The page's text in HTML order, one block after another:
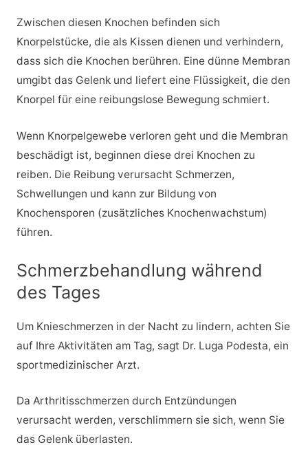
Zwischen diesen Knochen befinden sich
Knorpelstücke, die als Kissen dienen und verhindern,
dass sich die Knochen berühren. Eine dünne Membran
umgibt das Gelenk und liefert eine Flüssigkeit, die den
Knorpel für eine reibungslose Bewegung schmiert.
Wenn Knorpelgewebe verloren geht und die Membran
beschädigt ist, beginnen diese drei Knochen zu
reiben. Die Reibung verursacht Schmerzen,
Schwellungen und kann zur Bildung von
Knochensporen (zusätzliches Knochenwachstum)
führen.
Schmerzbehandlung während
des Tages
Um Knieschmerzen in der Nacht zu lindern, achten Sie
auf Ihre Aktivitäten am Tag, sagt Dr. Luga Podesta, ein
sportmedizinischer Arzt.
Da Arthritisschmerzen durch Entzündungen
verursacht werden, verschlimmern sie sich, wenn Sie
das Gelenk überlasten.